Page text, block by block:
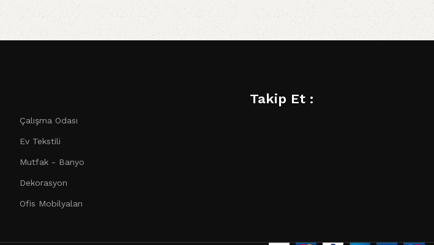
Çalışma Odası
Ev Tekstili
Mutfak - Banyo
Dekorasyon
Ofis Mobilyaları
Takip Et :